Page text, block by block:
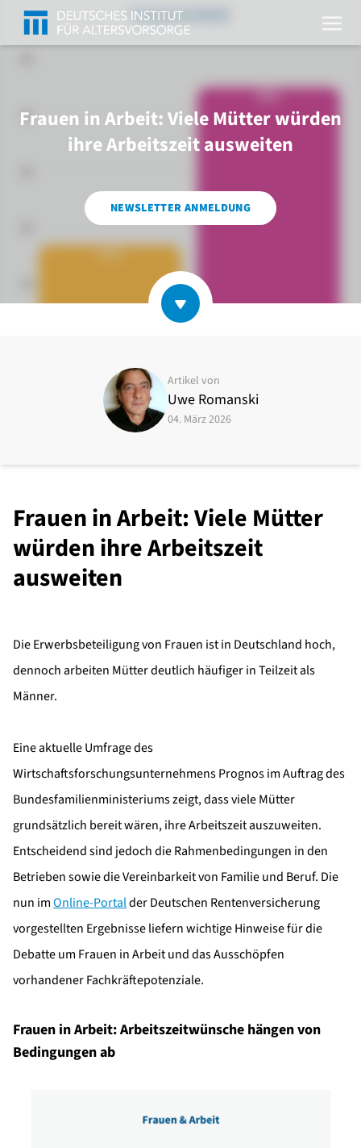
Frauen in Arbeit: Viele Mütter würden
ihre Arbeitszeit ausweiten
NEWSLETTER ANMELDUNG
Artikel von
Uwe Romanski
04. März 2026
Frauen in Arbeit: Viele Mütter
würden ihre Arbeitszeit
ausweiten
Die Erwerbsbeteiligung von Frauen ist in Deutschland hoch,
dennoch arbeiten Mütter deutlich häufiger in Teilzeit als
Männer.
Eine aktuelle Umfrage des
Wirtschaftsforschungsunternehmens Prognos im Auftrag des
Bundesfamilienministeriums zeigt, dass viele Mütter
grundsätzlich bereit wären, ihre Arbeitszeit auszuweiten.
Entscheidend sind jedoch die Rahmenbedingungen in den
Betrieben sowie die Vereinbarkeit von Familie und Beruf. Die
nun imOnline-Portalder Deutschen Rentenversicherung
vorgestellten Ergebnisse liefern wichtige Hinweise für die
Debatte um Frauen in Arbeit und das Ausschöpfen
vorhandener Fachkräftepotenziale.
Frauen in Arbeit: Arbeitszeitwünsche hängen von
Bedingungen ab